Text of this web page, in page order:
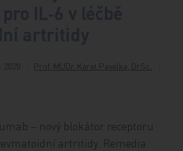
2020
Prof. MUDr. Karel Pavelka, DrSc.
– nový blokátor receptoru
artritidy. Remedia